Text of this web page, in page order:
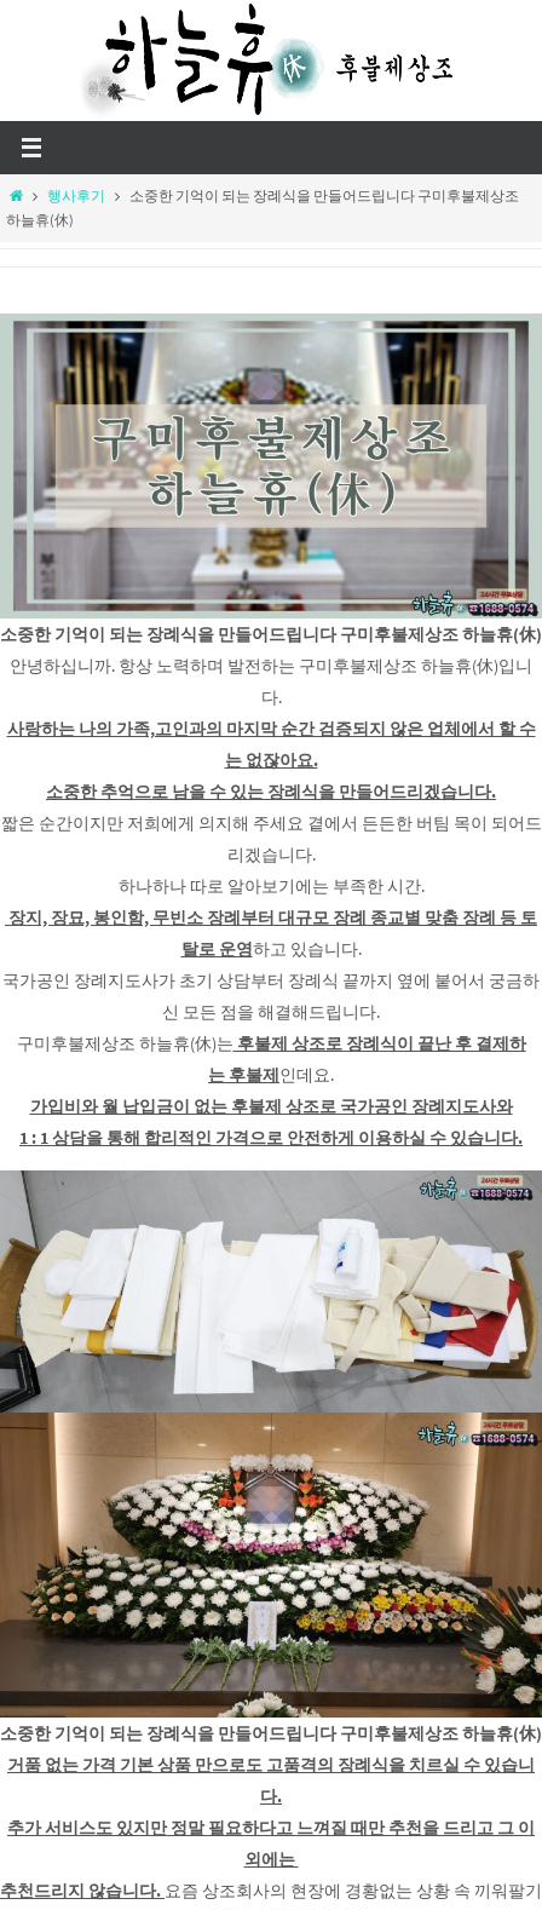
Home행사후기
소중한 기억이 되는 장례식을 만들어드립니다 구미후불제상조
하늘휴(休)
소중한 기억이 되는 장례식을 만들어드립니다 구미후불제상조 하늘휴(休)
안녕하십니까. 항상 노력하며 발전하는 구미후불제상조 하늘휴(休)입니
다.
사랑하는 나의 가족,고인과의 마지막 순간 검증되지 않은 업체에서 할 수
는 없잖아요.
소중한 추억으로 남을 수 있는 장례식을 만들어드리겠습니다.
짧은 순간이지만 저희에게 의지해 주세요 곁에서 든든한 버팀 목이 되어드
리겠습니다.
하나하나 따로 알아보기에는 부족한 시간.
장지, 장묘, 봉인함, 무빈소 장례부터 대규모 장례 종교별 맞춤 장례 등 토
탈로 운영하고 있습니다.
국가공인 장례지도사가 초기 상담부터 장례식 끝까지 옆에 붙어서 궁금하
신 모든 점을 해결해드립니다.
구미후불제상조 하늘휴(休)는 후불제 상조로 장례식이 끝난 후 결제하
는 후불제인데요.
가입비와 월 납입금이 없는 후불제 상조로 국가공인 장례지도사와
1 : 1 상담을 통해 합리적인 가격으로 안전하게 이용하실 수 있습니다.
소중한 기억이 되는 장례식을 만들어드립니다 구미후불제상조 하늘휴(休)
거품 없는 가격 기본 상품 만으로도 고품격의 장례식을 치르실 수 있습니
다.
추가 서비스도 있지만 정말 필요하다고 느껴질 때만 추천을 드리고 그 이
외에는
추천드리지 않습니다. 요즘 상조회사의 현장에 경황없는 상황 속 끼워팔기